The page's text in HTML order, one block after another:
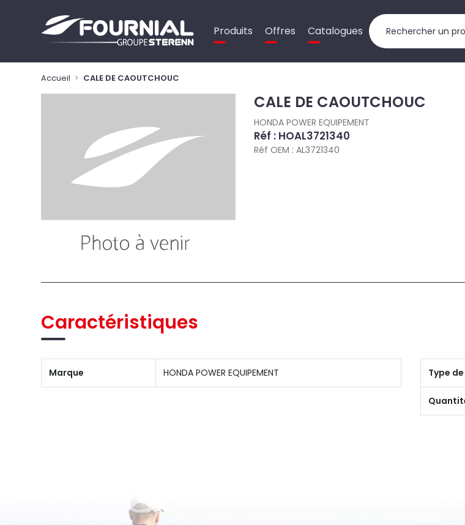
Produits Offres Catalogues
Accueil CALE DE CAOUTCHOUC
CALE DE CAOUTCHOUC
HONDA POWER EQUIPEMENT
Réf : HOAL3721340
Réf OEM : AL3721340
Caractéristiques
Marque HONDA POWER EQUIPEMENT Type